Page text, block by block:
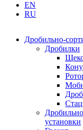
EN
RU
Дробильно-
Дробилки
установки